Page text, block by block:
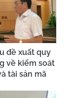
đề xuất quy
về kiểm soát
tài sản mã